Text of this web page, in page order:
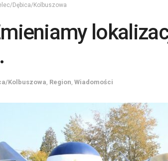
Dębica/Kolbuszowa
Kolbuszowa Region Wiadomości